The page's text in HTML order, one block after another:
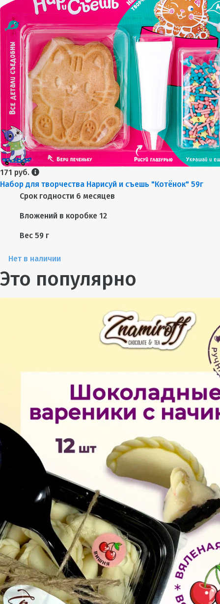
171 руб.
Набор для творчества Нарисуй и съешь "Котёнок" 59г
Срок годности 6 месяцев
Вложений в коробке 12
Вес 59 г
Нет в наличии
Это популярно